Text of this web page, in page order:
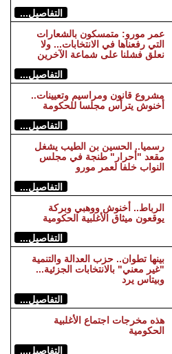
التفاصيل...
عمر مورو: متمسكون بالشعارات
التي رفعناها في الانتخابات... ولا
نعلق فشلنا على شماعة الآخرين
التفاصيل...
مشروع قانون ومراسيم وتعيينات..
أخنوش يترأس مجلسا للحكومة
التفاصيل...
رسميا.. الحسين بن الطيب يشغل
مقعد "أحرار" طنجة في مجلس
النواب خلفا لعمر مورو
التفاصيل...
الرباط.. أخنوش ووهبي وبركة
يوقعون ميثاق الأغلبية الحكومية
التفاصيل...
بينها تطوان.. حزب العدالة والتنمية
"غير معني" بالانتخابات الجزئية...
وبيتاس يرد
التفاصيل...
هذه مخرجات اجتماع الأغلبية
الحكومية
التفاصيل...